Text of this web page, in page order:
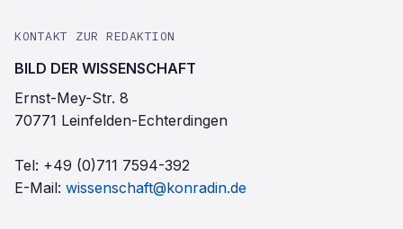
KONTAKT ZUR REDAKTION
BILD DER WISSENSCHAFT
Ernst-Mey-Str. 8
70771 Leinfelden-Echterdingen
Tel: +49 (0)711 7594-392
E-Mail: wissenschaft@konradin.de